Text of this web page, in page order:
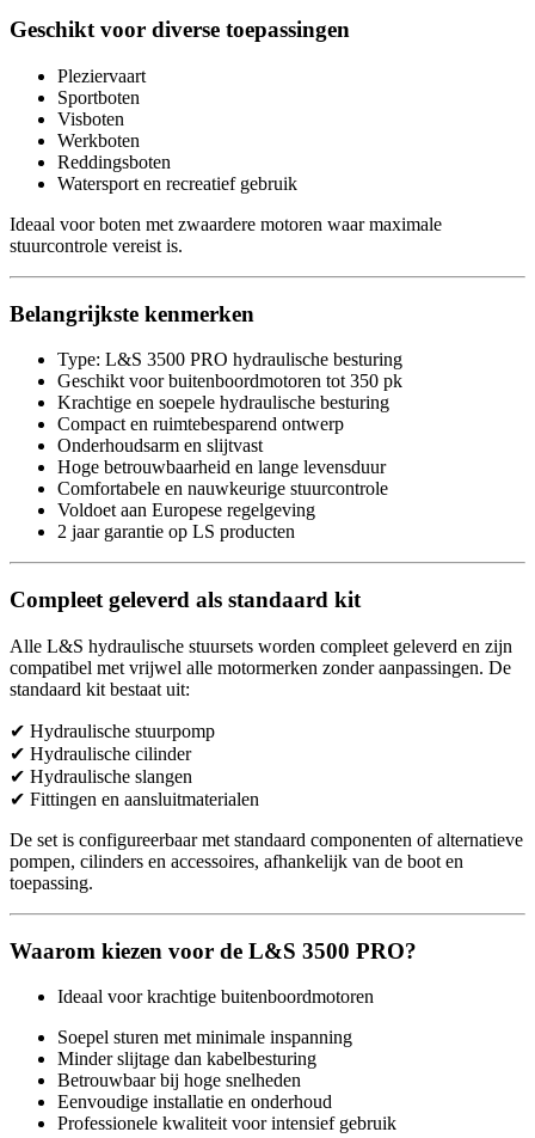
Geschikt voor diverse toepassingen
Pleziervaart
Sportboten
Visboten
Werkboten
Reddingsboten
Watersport en recreatief gebruik
Ideaal voor boten met zwaardere motoren waar maximale
stuurcontrole vereist is.
Belangrijkste kenmerken
Type: L&S 3500 PRO hydraulische besturing
Geschikt voor buitenboordmotoren tot 350 pk
Krachtige en soepele hydraulische besturing
Compact en ruimtebesparend ontwerp
Onderhoudsarm en slijtvast
Hoge betrouwbaarheid en lange levensduur
Comfortabele en nauwkeurige stuurcontrole
Voldoet aan Europese regelgeving
2 jaar garantie op LS producten
Compleet geleverd als standaard kit
Alle L&S hydraulische stuursets worden compleet geleverd en zijn
compatibel met vrijwel alle motormerken zonder aanpassingen. De
standaard kit bestaat uit:
✔ Hydraulische stuurpomp
✔ Hydraulische cilinder
✔ Hydraulische slangen
✔ Fittingen en aansluitmaterialen
De set is configureerbaar met standaard componenten of alternatieve
pompen, cilinders en accessoires, afhankelijk van de boot en
toepassing.
Waarom kiezen voor de L&S 3500 PRO?
Ideaal voor krachtige buitenboordmotoren
Soepel sturen met minimale inspanning
Minder slijtage dan kabelbesturing
Betrouwbaar bij hoge snelheden
Eenvoudige installatie en onderhoud
Professionele kwaliteit voor intensief gebruik